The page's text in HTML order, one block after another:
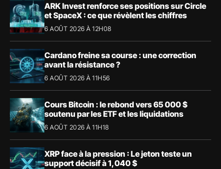
ARK Invest renforce ses positions sur Circle
et SpaceX : ce que révèlent les chiffres
6 AOÛT 2026 À 12H08
Cardano freine sa course : une correction
avant la résistance ?
6 AOÛT 2026 À 11H56
Cours Bitcoin : le rebond vers 65 000 $
soutenu par les ETF et les liquidations
6 AOÛT 2026 À 11H18
XRP face à la pression : Le jeton teste un
support décisif à 1,040 $